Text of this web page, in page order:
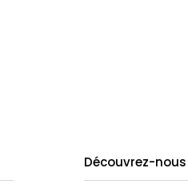
Découvrez-nous